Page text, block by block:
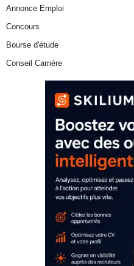
Annonce Emploi
Concours
Bourse d'étude
Conseil Carrière